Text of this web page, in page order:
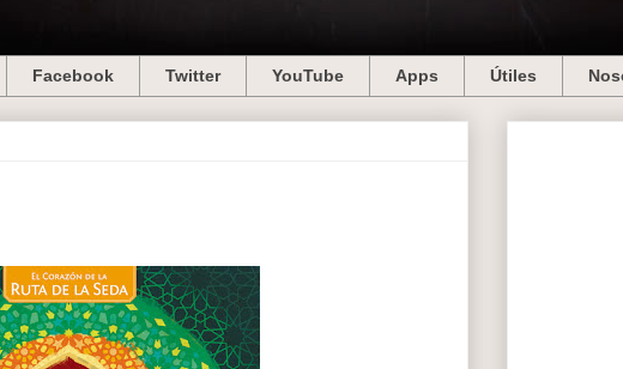
Facebook Twitter YouTube Apps Útiles